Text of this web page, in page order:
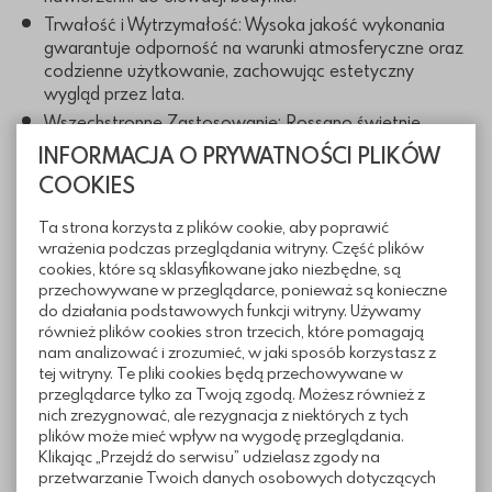
INFORMACJA O PRYWATNOŚCI PLIKÓW
COOKIES
Ta strona korzysta z plików cookie, aby poprawić
wrażenia podczas przeglądania witryny. Część plików
cookies, które są sklasyfikowane jako niezbędne, są
przechowywane w przeglądarce, ponieważ są konieczne
do działania podstawowych funkcji witryny. Używamy
również plików cookies stron trzecich, które pomagają
nam analizować i zrozumieć, w jaki sposób korzystasz z
tej witryny. Te pliki cookies będą przechowywane w
przeglądarce tylko za Twoją zgodą. Możesz również z
nich zrezygnować, ale rezygnacja z niektórych z tych
plików może mieć wpływ na wygodę przeglądania.
Klikając „Przejdź do serwisu” udzielasz zgody na
przetwarzanie Twoich danych osobowych dotyczących
Trwałość i Wytrzymałość: Wysoka jakość wykonania
gwarantuje odporność na warunki atmosferyczne oraz
codzienne użytkowanie, zachowując estetyczny
wygląd przez lata.
Wszechstronne Zastosowanie: Rossano świetnie
sprawdzi się na tarasach, podjazdach, ścieżkach
ogrodowych oraz w przestrzeniach publicznych.
Wymiary